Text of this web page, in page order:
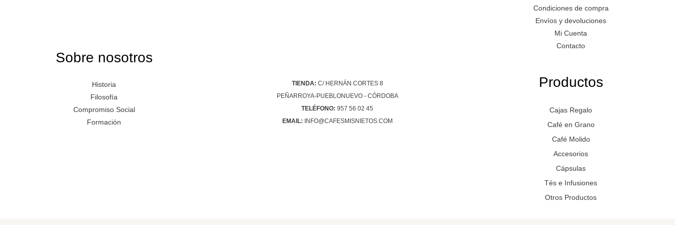
Sobre nosotros
Historia
Filosofía
Compromiso Social
Formación
TIENDA: C/ HERNÁN CORTES 8
PEÑARROYA-PUEBLONUEVO - CÓRDOBA
TELÉFONO: 957 56 02 45
EMAIL:
INFO@CAFESMISNIETOS.COM
Condiciones de compra
Envíos y devoluciones
Mi Cuenta
Contacto
Productos
Cajas Regalo
Café en Grano
Café Molido
Accesorios
Cápsulas
Tés e Infusiones
Otros Productos